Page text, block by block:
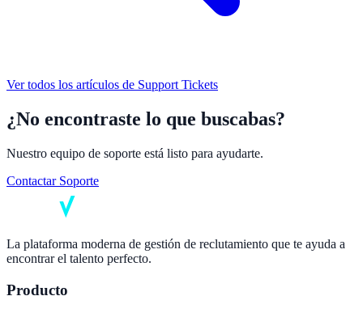
Ver todos los artículos de Support Tickets
¿No encontraste lo que buscabas?
Nuestro equipo de soporte está listo para ayudarte.
Contactar Soporte
La plataforma moderna de gestión de reclutamiento que te ayuda a
encontrar el talento perfecto.
Producto